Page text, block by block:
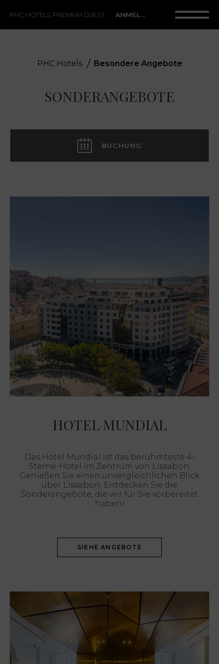
PHC HOTELS PREMIUM GUEST ANMELDUNG
PHC Hotels Besondere Angebote
SONDERANGEBOTE
BUCHUNG
HOTEL MUNDIAL
Das Hotel Mundial ist das berühmteste 4-
Sterne-Hotel im Zentrum von Lissabon.
Genießen Sie einen unvergleichlichen Blick
über Lissabon. Entdecken Sie die
Sonderangebote, die wir für Sie vorbereitet
haben!
SIEHE ANGEBOTE